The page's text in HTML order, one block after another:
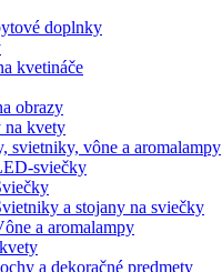
doplnky
kvetináče
obrazy
na kvety
svietniky, vône a aromalampy
sviečky
a stojany na sviečky
a aromalampy
a dekoračné predmety